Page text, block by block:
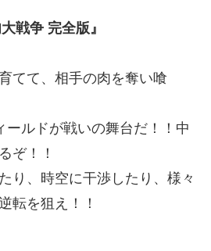
戦争 完全版』
てて、相手の肉を奪い喰
ールドが戦いの舞台だ！！中
ぞ！！
り、時空に干渉したり、様々
転を狙え！！